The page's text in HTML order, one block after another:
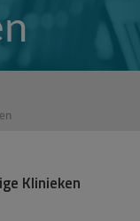
Klinieken